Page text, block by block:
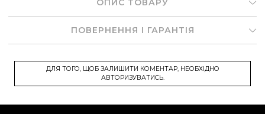
ОПИС ТОВАРУ
ПОВЕРНЕННЯ І ГАРАНТІЯ
ДЛЯ ТОГО, ЩОБ ЗАЛИШИТИ КОМЕНТАР, НЕОБХІДНО
АВТОРИЗУВАТИСЬ.